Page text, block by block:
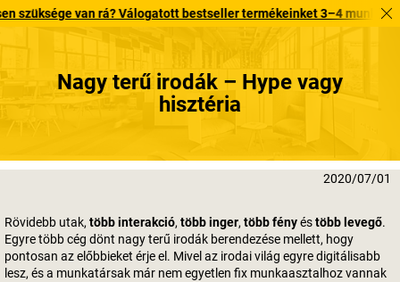
van rá? Válogatott bestseller termékeinket 3–4 munkanapon
Nagy terű irodák – Hype vagy
hisztéria
2020/07/01
Rövidebb utak, több interakció, több inger, több fényéstöbb levegő.
Egyre több cég dönt nagy terű irodák berendezése mellett, hogy
pontosan az előbbieket érje el. Mivel az irodai világ egyre digitálisabb
lesz, és a munkatársak már nem egyetlen fix munkaasztalhoz vannak